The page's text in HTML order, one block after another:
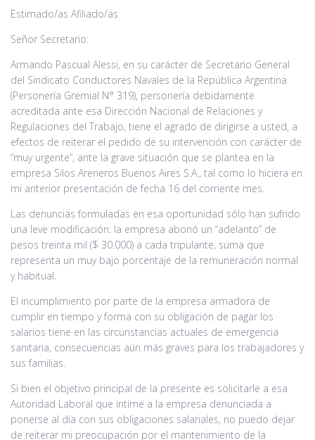
Estimado/as Afiliado/as
Señor Secretario:
Armando Pascual Alessi, en su carácter de Secretario General
del Sindicato Conductores Navales de la República Argentina
(Personería Gremial N° 319), personería debidamente
acreditada ante esa Dirección Nacional de Relaciones y
Regulaciones del Trabajo, tiene el agrado de dirigirse a usted, a
efectos de reiterar el pedido de su intervención con carácter de
“muy urgente”, ante la grave situación que se plantea en la
empresa Silos Areneros Buenos Aires S.A., tal como lo hiciera en
mi anterior presentación de fecha 16 del corriente mes.
Las denuncias formuladas en esa oportunidad sólo han sufrido
una leve modificación: la empresa abonó un “adelanto” de
pesos treinta mil ($ 30.000) a cada tripulante, suma que
representa un muy bajo porcentaje de la remuneración normal
y habitual.
El incumplimiento por parte de la empresa armadora de
cumplir en tiempo y forma con su obligación de pagar los
salarios tiene en las circunstancias actuales de emergencia
sanitaria, consecuencias aún más graves para los trabajadores y
sus familias.
Si bien el objetivo principal de la presente es solicitarle a esa
Autoridad Laboral que intime a la empresa denunciada a
ponerse al día con sus obligaciones salariales, no puedo dejar
de reiterar mi preocupación por el mantenimiento de la